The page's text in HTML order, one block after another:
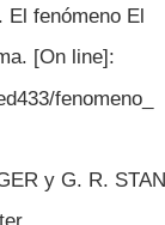
fenómeno El
[On line]:
fenomeno_
y G. R.